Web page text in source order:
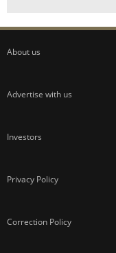
About us
Advertise with us
Investors
Privacy Policy
Correction Policy